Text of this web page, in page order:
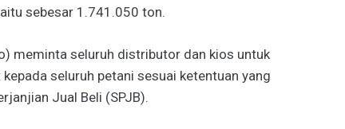
sebesar 1.741.050 ton.
meminta seluruh distributor dan kios untuk
seluruh petani sesuai ketentuan yang
Jual Beli (SPJB).